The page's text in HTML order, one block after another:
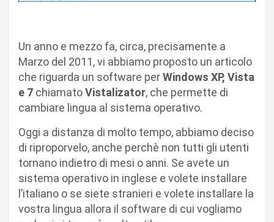
Un anno e mezzo fa, circa, precisamente a
Marzo del 2011, vi abbiamo proposto un articolo
che riguarda un software perWindows XP, Vista
e 7 chiamatoVistalizator, che permette di
cambiare lingua al sistema operativo.
Oggi a distanza di molto tempo, abbiamo deciso
di riproporvelo, anche perchè non tutti gli utenti
tornano indietro di mesi o anni. Se avete un
sistema operativo in inglese e volete installare
l’italiano o se siete stranieri e volete installare la
vostra lingua allora il software di cui vogliamo